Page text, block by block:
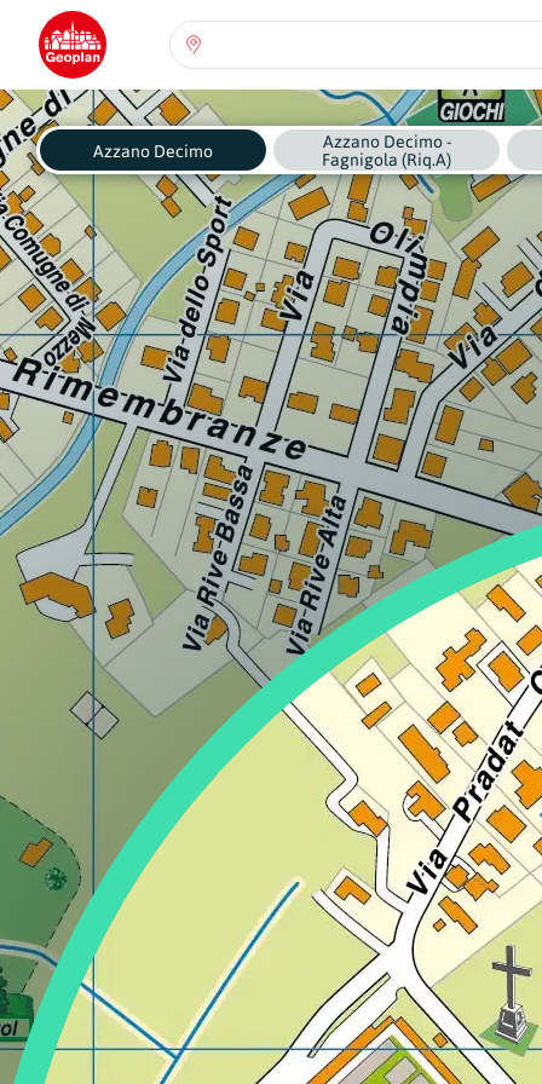
Abruzzo
Regione
Basilicata
Regione
Calabria
Regione
Campania
Regione
Emilia Romagna
Regione
Friuli-Venezia Giulia
Regione
Lazio
Regione
Liguria
Regione
Lombardia
Regione
Regione
Piemonte
Regione
Puglia
Regione
Sardegna
Azzano Decimo
Azzano Decimo -
Fagnigola (Riq.A)